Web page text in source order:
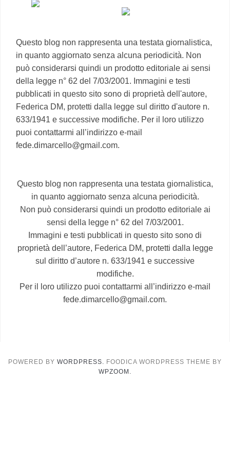
Questo blog non rappresenta una testata giornalistica,
in quanto aggiornato senza alcuna periodicità. Non
può considerarsi quindi un prodotto editoriale ai sensi
della legge n° 62 del 7/03/2001. Immagini e testi
pubblicati in questo sito sono di proprietà dell'autore,
Federica DM, protetti dalla legge sul diritto d'autore n.
633/1941 e successive modifiche. Per il loro utilizzo
puoi contattarmi all’indirizzo e-mail
fede.dimarcello@gmail.com.
Questo blog non rappresenta una testata giornalistica,
in quanto aggiornato senza alcuna periodicità.
Non può considerarsi quindi un prodotto editoriale ai
sensi della legge n° 62 del 7/03/2001.
Immagini e testi pubblicati in questo sito sono di
proprietà dell’autore, Federica DM, protetti dalla legge
sul diritto d’autore n. 633/1941 e successive
modifiche.
Per il loro utilizzo puoi contattarmi all’indirizzo e-mail
fede.dimarcello@gmail.com.
POWERED BY WORDPRESS. FOODICA WORDPRESS THEME BY
WPZOOM.